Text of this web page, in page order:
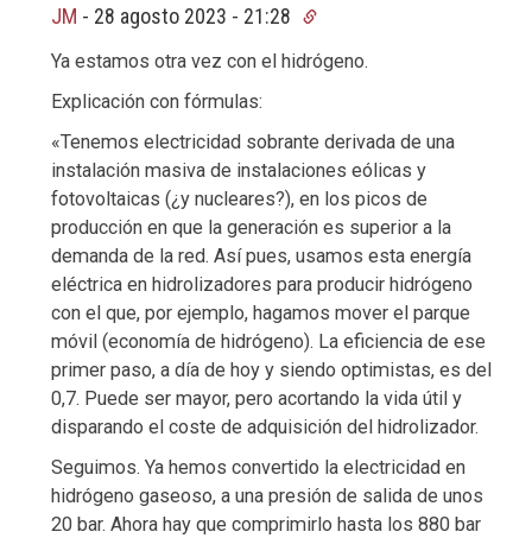
JM - 28 agosto 2023 - 21:28
Ya estamos otra vez con el hidrógeno.
Explicación con fórmulas:
«Tenemos electricidad sobrante derivada de una
instalación masiva de instalaciones eólicas y
fotovoltaicas (¿y nucleares?), en los picos de
producción en que la generación es superior a la
demanda de la red. Así pues, usamos esta energía
eléctrica en hidrolizadores para producir hidrógeno
con el que, por ejemplo, hagamos mover el parque
móvil (economía de hidrógeno). La eficiencia de ese
primer paso, a día de hoy y siendo optimistas, es del
0,7. Puede ser mayor, pero acortando la vida útil y
disparando el coste de adquisición del hidrolizador.
Seguimos. Ya hemos convertido la electricidad en
hidrógeno gaseoso, a una presión de salida de unos
20 bar. Ahora hay que comprimirlo hasta los 880 bar